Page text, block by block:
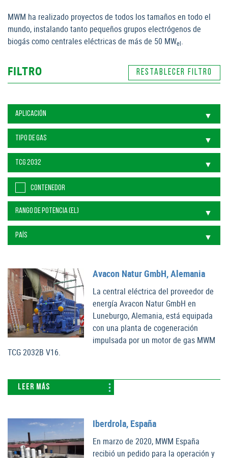
MWM ha realizado proyectos de todos los tamaños en todo el
mundo, instalando tanto pequeños grupos electrógenos de
biogás como centrales eléctricas de más de 50 MWel.
FILTRO
CONTENEDOR
Avacon Natur GmbH, Alemania
La central eléctrica del proveedor de
energía Avacon Natur GmbH en
Luneburgo, Alemania, está equipada
con una planta de cogeneración
impulsada por un motor de gas MWM
TCG 2032B V16.
LEER MÁS
Iberdrola, España
En marzo de 2020, MWM España
recibió un pedido para la operación y